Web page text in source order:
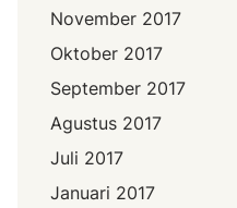
November 2017
Oktober 2017
September 2017
Agustus 2017
Juli 2017
Januari 2017